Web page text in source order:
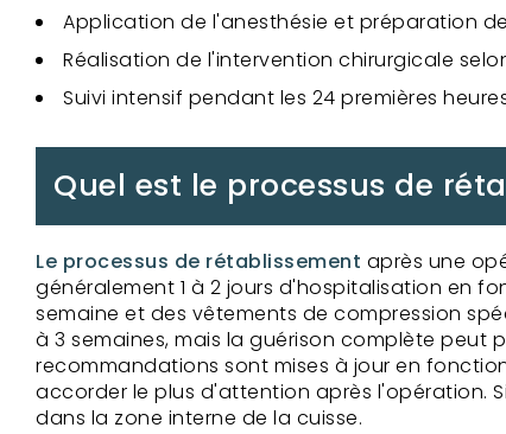
Application de l'anesthésie et préparation
Réalisation de l'intervention chirurgicale
Suivi intensif pendant les 24 premières
Quel est le processus de
Le processus de rétablissement après une
généralement 1 à 2 jours d'hospitalisation en
semaine et des vêtements de compression
à 3 semaines, mais la guérison complète peut
recommandations sont mises à jour en
accorder le plus d'attention après l'opération.
dans la zone interne de la cuisse.